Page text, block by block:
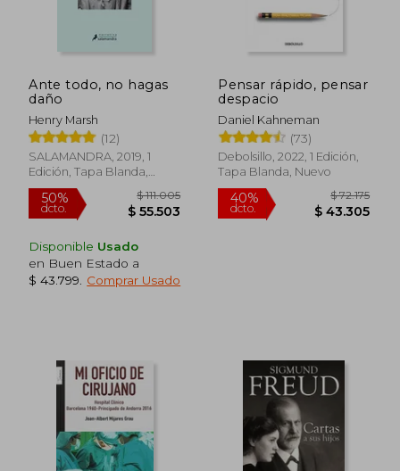
10%
dcto. $ 98.010
50%
dcto. $
Ante todo, no hagas
daño
Henry Marsh
(12)
SALAMANDRA, 2019, 1
Edición, Tapa Blanda,
Nuevo
Disponible Usado
en Buen Estado a
$ 43.799
Comprar Usado
Pensar rápido, pensar
despacio
Daniel Kahneman
(73)
Debolsillo, 2022, 1 Edición,
Tapa Blanda, Nuevo